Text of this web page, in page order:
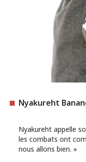
Nyakureht
Nyakureht appelle
les combats ont
nous allons bien. »